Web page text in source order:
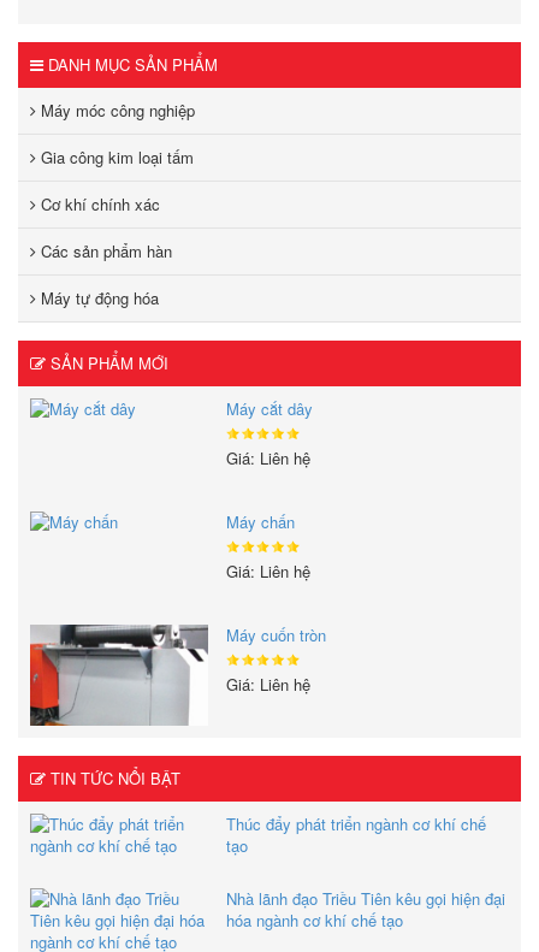
DANH MỤC SẢN PHẨM
Máy móc công nghiệp
Gia công kim loại tấm
Cơ khí chính xác
Các sản phẩm hàn
Máy tự động hóa
SẢN PHẨM MỚI
Máy cắt dây
Giá: Liên hệ
Máy chấn
Giá: Liên hệ
Máy cuốn tròn
Giá: Liên hệ
TIN TỨC NỔI BẬT
Thúc đẩy phát triển ngành cơ khí chế
tạo
Nhà lãnh đạo Triều Tiên kêu gọi hiện đại
hóa ngành cơ khí chế tạo